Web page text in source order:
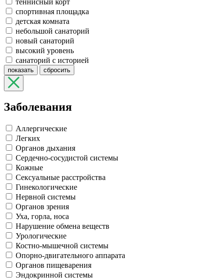
спортивная площадка
детская комната
небольшой санаторий
новый санаторий
высокий уровень
санаторий с историей
показать сбросить
Заболевания
Аллергические
Легких
Органов дыхания
Сердечно-сосудистой системы
Кожные
Сексуальные расстройства
Гинекологические
Нервной системы
Органов зрения
Уха, горла, носа
Нарушение обмена веществ
Урологические
Костно-мышечной системы
Опорно-двигательного аппарата
Органов пищеварения
Эндокринной системы